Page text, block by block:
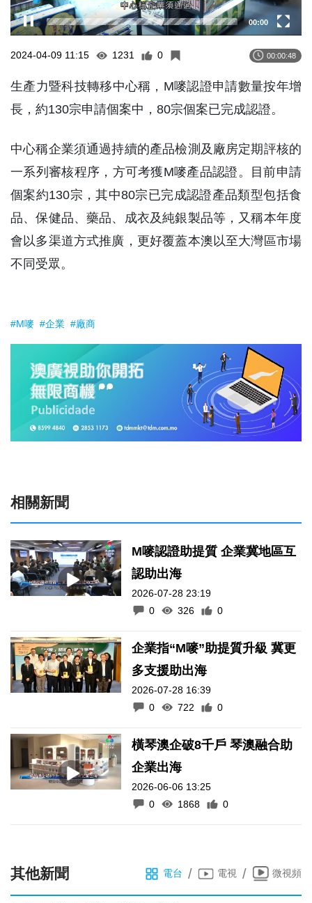
00:00
2024-04-09 11:15 1231 0 00:00:48
生產力暨科技轉移中心稱，M嘜認證申請數量按年增
長，約130宗申請個案中，80宗個案已完成認證。
中心稱企業須通過持續的產品檢測及廠房定期評核的
一系列審核程序，方可考獲M嘜產品認證。目前申請
個案約130宗，其中80宗已完成認證產品類型包括食
品、保健品、藥品、成衣及純銀製品等，又稱本年度
會以多渠道方式推廣，更好覆蓋本澳以至大灣區市場
不同受眾。
#M嘜 #企業 #廠商
相關新聞
M嘜認證助提質 企業冀地區互
認助出海
2026-07-28 23:19
0
326 0
企業指“M嘜”助提質升級 冀更
多支援助出海
2026-07-28 16:39
0
722 0
橫琴澳企破8千戶 琴澳融合助
企業出海
2026-06-06 13:25
0
1868 0
其他新聞 電台 / 電視 / 微視頻